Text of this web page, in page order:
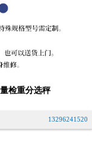
检重分选秤
13296241520